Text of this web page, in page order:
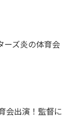
ーズ炎の体育会
会出演！監督に